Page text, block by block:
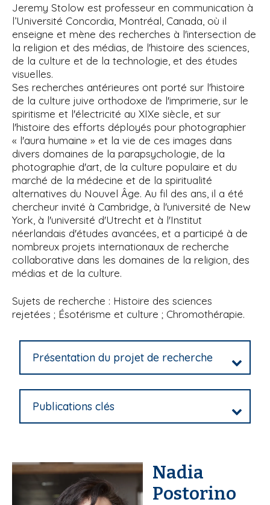
Jeremy Stolow est professeur en communication à
l’Université Concordia, Montréal, Canada, où il
enseigne et mène des recherches à l'intersection de
la religion et des médias, de l'histoire des sciences,
de la culture et de la technologie, et des études
visuelles.
Ses recherches antérieures ont porté sur l'histoire
de la culture juive orthodoxe de l'imprimerie, sur le
spiritisme et l'électricité au XIXe siècle, et sur
l'histoire des efforts déployés pour photographier
« l'aura humaine » et la vie de ces images dans
divers domaines de la parapsychologie, de la
photographie d'art, de la culture populaire et du
marché de la médecine et de la spiritualité
alternatives du Nouvel Âge. Au fil des ans, il a été
chercheur invité à Cambridge, à l'université de New
York, à l'université d'Utrecht et à l'Institut
néerlandais d'études avancées, et a participé à de
nombreux projets internationaux de recherche
collaborative dans les domaines de la religion, des
médias et de la culture.
Sujets de recherche : Histoire des sciences
rejetées ; Ésotérisme et culture ; Chromothérapie.
Présentation du projet de recherche
Publications clés
Nadia
Postorino